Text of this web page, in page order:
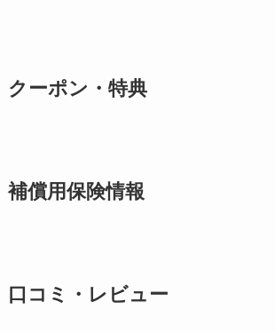
クーポン・特典
補償用保険情報
口コミ・レビュー